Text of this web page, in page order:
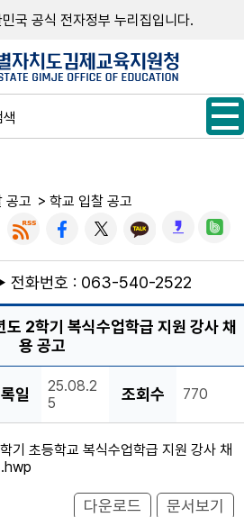
국 공식 전자정부 누리집입니다.
공고 > 학교 입찰 공고
전화번호 : 063-540-2522
2학기 복식수업학급 지원 강사 채
용 공고
일
25.08.2
5
조회수 770
기 초등학교 복식수업학급 지원 강사 채
다운로드 문서보기